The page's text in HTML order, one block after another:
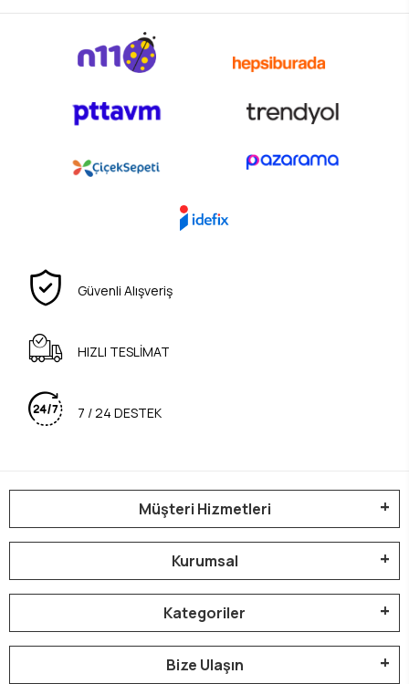
Güvenli Alışveriş
HIZLI TESLİMAT
7 / 24 DESTEK
Müşteri Hizmetleri
Kurumsal
Kategoriler
Bize Ulaşın